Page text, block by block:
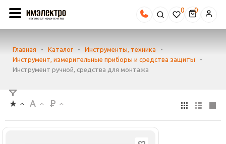
0
Главная - Каталог - Инструменты, техника
-
Инструмент, измерительные приборы и средства защиты
-
Инструмент ручной, средства для монтажа